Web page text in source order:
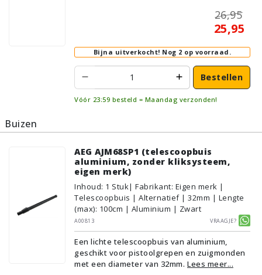
26,95
25,95
Bijna uitverkocht! Nog 2 op voorraad.
Bestellen
Vóór 23:59 besteld = Maandag verzonden!
Buizen
AEG AJM68SP1 (telescoopbuis
aluminium, zonder kliksysteem,
eigen merk)
Inhoud: 1 Stuk| Fabrikant: Eigen merk |
Telescoopbuis | Alternatief | 32mm | Lengte
(max): 100cm | Aluminium | Zwart
A00813
Vraagje?
Een lichte telescoopbuis van aluminium,
geschikt voor pistoolgrepen en zuigmonden
met een diameter van 32mm. Lees meer...